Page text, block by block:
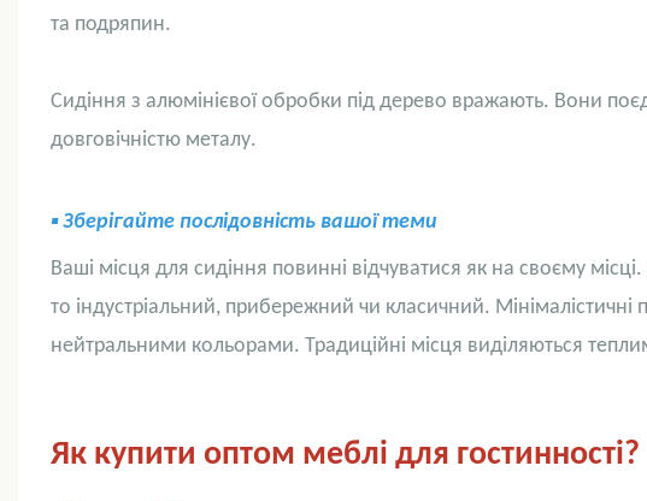
та подряпин.
Сидіння з алюмінієвої обробки під дерево вражають. Вони
довговічністю металу.
▪ Зберігайте послідовність вашої теми
Ваші місця для сидіння повинні відчуватися як на своєму
то індустріальний, прибережний чи класичний.
нейтральними кольорами. Традиційні місця виділяються
Як купити оптом меблі для гостинності?